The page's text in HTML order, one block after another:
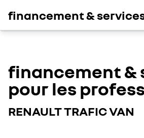
financement &
financement &
pour les
RENAULT TRAFIC VAN